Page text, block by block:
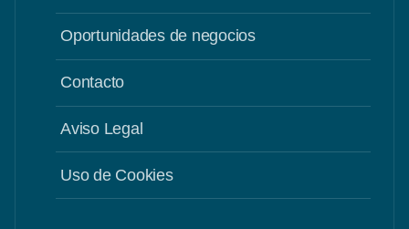
Oportunidades de negocios
Contacto
Aviso Legal
Uso de Cookies